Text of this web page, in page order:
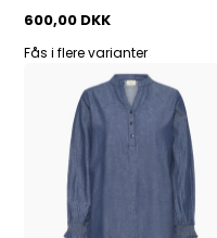
600,00 DKK
Fås i flere varianter